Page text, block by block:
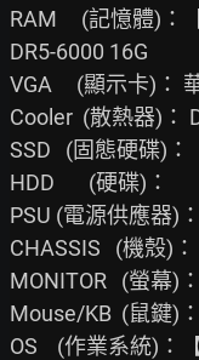
RAM     (記憶體)：
DR5-6000 16G
VGA     (顯示卡)：
Cooler  (散熱器)：
SSD   (固態硬碟)：
HDD       (硬碟)：
PSU (電源供應器)
CHASSIS   (機殼)
MONITOR   (螢幕)：
Mouse/KB  (鼠鍵)：
OS    (作業系統)：